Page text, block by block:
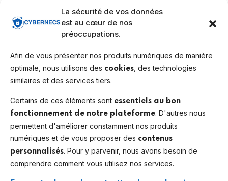
La sécurité de vos données
est au cœur de nos
préoccupations.
Afin de vous présenter nos produits numériques de manière
optimale, nous utilisons des cookies , des technologies
similaires et des services tiers.
Certains de ces éléments sont essentiels au bon
fonctionnement de notre plateforme. D'autres nous
permettent d'améliorer constamment nos produits
numériques et de vous proposer des contenus
personnalisés. Pour y parvenir, nous avons besoin de
comprendre comment vous utilisez nos services.
FRANCE
PARIS
Tél
+33650012445
Newsletter
Restez informé
* Nous ne partageons pas votre adresse e-mail